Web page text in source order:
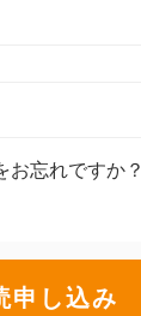
お忘れですか？
申し込み